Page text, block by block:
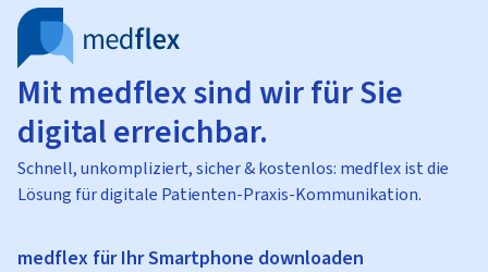
Mit medflex sind wir für Sie
digital erreichbar.
Schnell, unkompliziert, sicher & kostenlos: medflex ist die
Lösung für digitale Patienten-Praxis-Kommunikation.
medflex für Ihr Smartphone downloaden